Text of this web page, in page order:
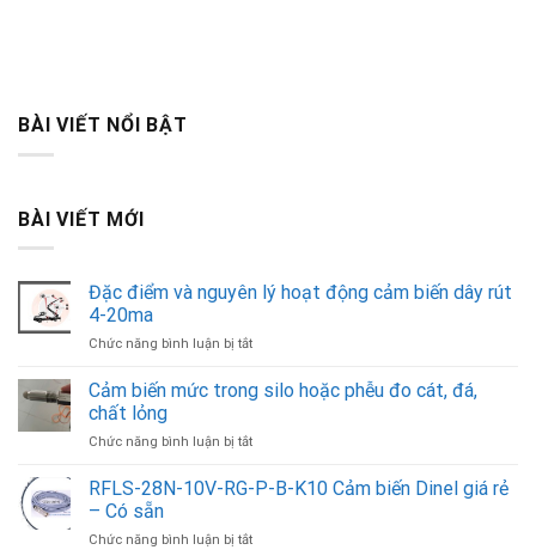
BÀI VIẾT NỔI BẬT
BÀI VIẾT MỚI
Đặc điểm và nguyên lý hoạt động cảm biến dây rút
4-20ma
Chức năng bình luận bị tắtở
điểm
và
lý
động
dây
Cảm biến mức trong silo hoặc phễu đo cát, đá,
chất lỏng
Chức năng bình luận bị tắtở
biến
silo
RFLS-28N-10V-RG-P-B-K10 Cảm biến Dinel giá rẻ
– Có sẵn
Chức năng bình luận bị tắtở